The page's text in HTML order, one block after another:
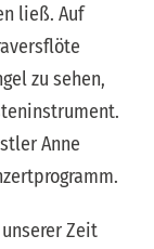
ließ. Auf
zu sehen,
Anne
Zeit